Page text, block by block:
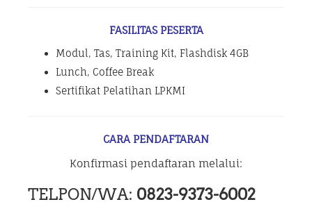
FASILITAS PESERTA
Modul, Tas, Training Kit, Flashdisk 4GB
Lunch, Coffee Break
Sertifikat Pelatihan LPKMI
CARA PENDAFTARAN
Konfirmasi pendaftaran melalui:
TELPON/WA: 0823-9373-6002